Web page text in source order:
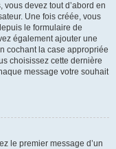
devez tout d’abord en
Une fois créée, vous
le formulaire de
également ajouter une
cochant la case appropriée
choisissez cette dernière
message votre souhait
le premier message d’un